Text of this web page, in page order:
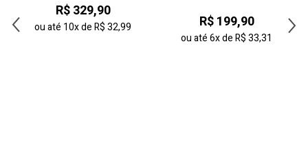
R$ 329,90
ou até 10xdeR$ 32,99 R$ 199,90
ou até6xdeR$ 33,31